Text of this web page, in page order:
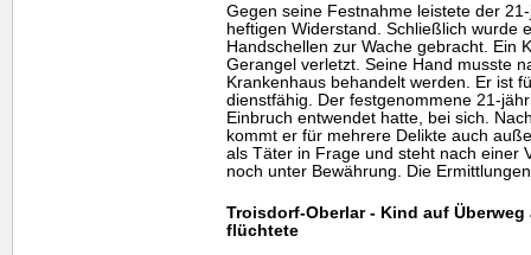
Gegen seine Festnahme leistete der
heftigen Widerstand. Schließlich wurde
Handschellen zur Wache gebracht. Ein
Gerangel verletzt. Seine Hand musste
Krankenhaus behandelt werden. Er ist
dienstfähig. Der festgenommene 21-
Einbruch entwendet hatte, bei sich.
kommt er für mehrere Delikte auch
als Täter in Frage und steht nach einer
noch unter Bewährung. Die
Troisdorf-Oberlar - Kind auf Überweg
flüchtete